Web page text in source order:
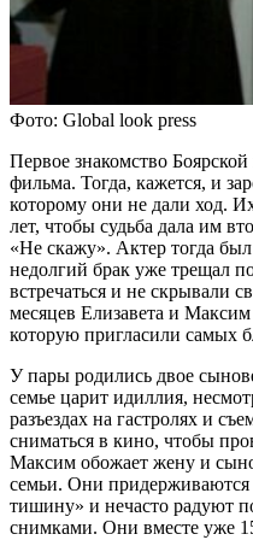
Фото: Global look press
Первое знакомство
фильма. Тогда, кажется, и
которому они не дали ход.
лет, чтобы судьба дала им
«Не скажу». Актер тогда
недолгий брак уже трещал
встречаться и не скрывали
месяцев Елизавета и
которую пригласили самых
У пары родились двое
семье царит идиллия,
разъездах на гастролях и
сниматься в кино, чтобы
Максим обожает жену и
семьи. Они придерживаются
тишину» и нечасто радуют
снимками. Они вместе уже